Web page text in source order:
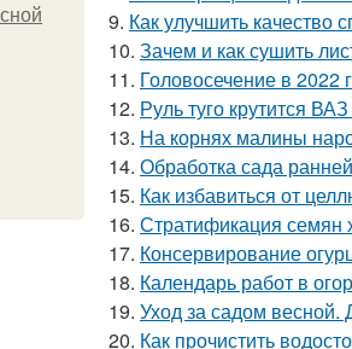
9. Как улучшить
10. Зачем и как сушить
11. Головосечение в 2022
12. Руль туго крутится
13. На корнях малины
14. Обработка сада
15. Как избавиться от
16. Стратификация семян
17. Консервирование
18. Календарь работ в
19. Уход за садом весной.
20. Как прочистить